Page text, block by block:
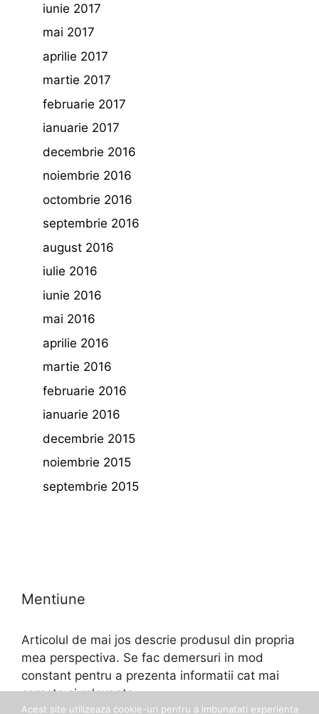
iunie 2017
mai 2017
aprilie 2017
martie 2017
februarie 2017
ianuarie 2017
decembrie 2016
noiembrie 2016
octombrie 2016
septembrie 2016
august 2016
iulie 2016
iunie 2016
mai 2016
aprilie 2016
martie 2016
februarie 2016
ianuarie 2016
decembrie 2015
noiembrie 2015
septembrie 2015
Mentiune
Articolul de mai jos descrie produsul din propria
mea perspectiva. Se fac demersuri in mod
constant pentru a prezenta informatii cat mai
corecte si relevante.
Acest site utilizeaza cookie-uri pentru a imbunatati experienta